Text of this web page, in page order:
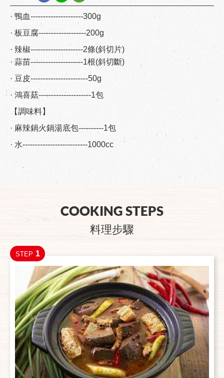
· 鴨血---------------------300g
· 板豆腐-------------------200g
· 辣椒---------------------2條(斜切片)
· 蒜苗---------------------1根(斜切斷)
· 豆皮-----------------------50g
· 鴻喜菇---------------------1包
【調味料】
· 麻辣鍋火鍋湯底包----------1包
· 水--------------------------1000cc
COOKING STEPS
料理步驟
STEP 1